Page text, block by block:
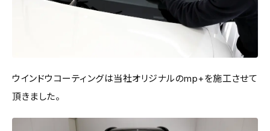
ウインドウコーティングは当社オリジナルのmp+を施工させて
頂きました。